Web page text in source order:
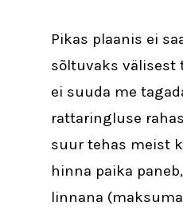
Pikas plaanis ei
sõltuvaks välisest
ei suuda me
rattaringluse
suur tehas meist
hinna paika
linnana